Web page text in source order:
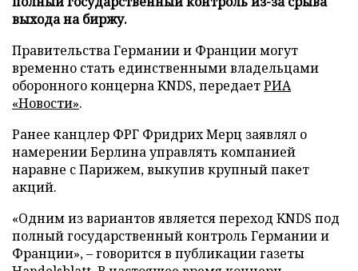
выхода на биржу.
Правительства Германии и Франции могут
временно стать единственными владельцами
оборонного концерна KNDS, передаетРИА
«Новости».
Ранее канцлер ФРГ Фридрих Мерц заявлял о
намерении Берлина управлять компанией
наравне с Парижем, выкупив крупный пакет
акций.
«Одним из вариантов является переход KNDS под
полный государственный контроль Германии и
Франции», – говорится в публикации газеты